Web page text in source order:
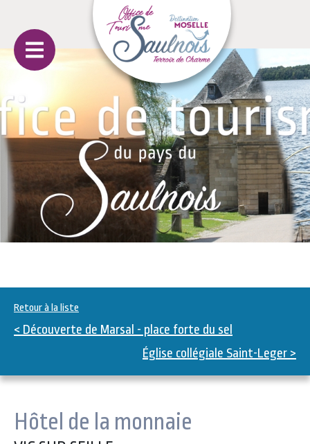
Retour à la liste
< Découverte de Marsal - place forte du sel
Église collégiale Saint-Leger >
Hôtel de la monnaie